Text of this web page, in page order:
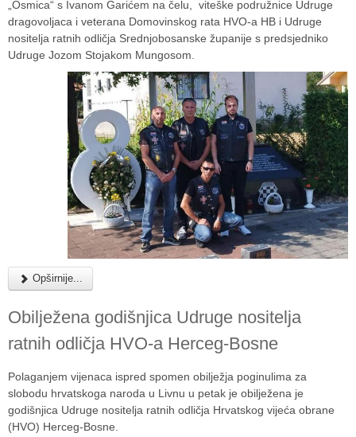
„Osmica“ s Ivanom Garićem na čelu, viteške podružnice Udruge
dragovoljaca i veterana Domovinskog rata HVO-a HB i Udruge
nositelja ratnih odličja Srednjobosanske županije s predsjedniko
Udruge Jozom Stojakom Mungosom.
Opširnije...
Obilježena godišnjica Udruge nositelja
ratnih odličja HVO-a Herceg-Bosne
Polaganjem vijenaca ispred spomen obilježja poginulima za
slobodu hrvatskoga naroda u Livnu u petak je obilježena je
godišnjica Udruge nositelja ratnih odličja Hrvatskog vijeća obrane
(HVO) Herceg-Bosne.